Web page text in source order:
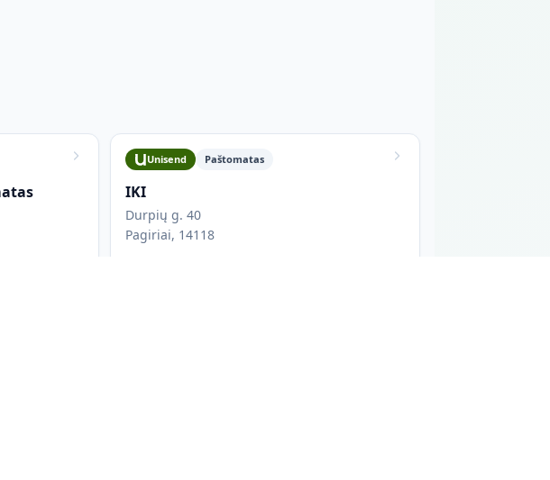
Unisend Paštomatas
IKI
Durpių g. 40
Pagiriai, 14118